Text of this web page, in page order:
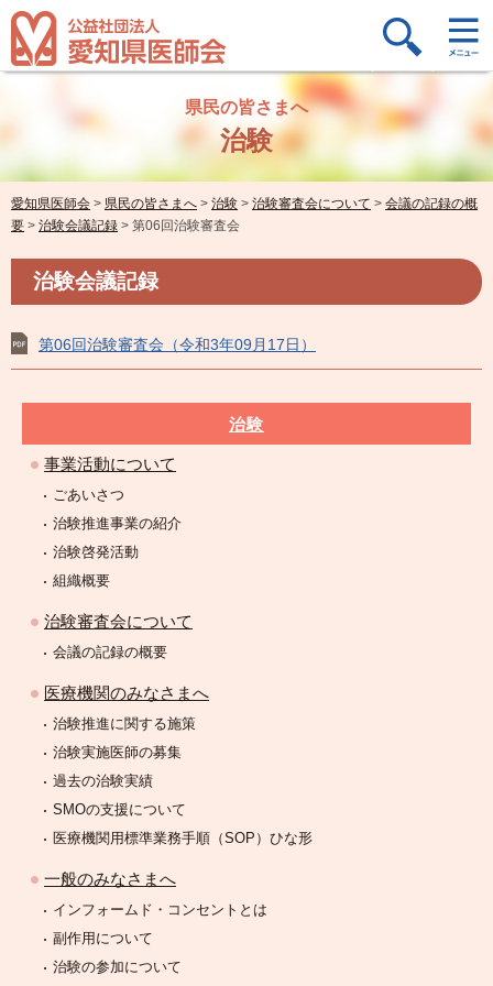
県民の皆さまへ
治験
愛知県医師会 > 県民の皆さまへ > 治験 > 治験審査会について > 会議の記録の概
要 > 治験会議記録 > 第06回治験審査会
治験会議記録
第06回治験審査会（令和3年09月17日）
治験
事業活動について
ごあいさつ
治験推進事業の紹介
治験啓発活動
組織概要
治験審査会について
会議の記録の概要
医療機関のみなさまへ
治験推進に関する施策
治験実施医師の募集
過去の治験実績
SMOの支援について
医療機関用標準業務手順（SOP）ひな形
一般のみなさまへ
インフォームド・コンセントとは
副作用について
治験の参加について